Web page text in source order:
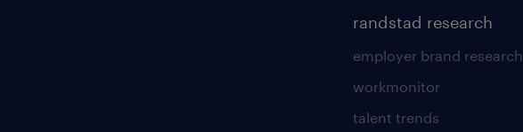
randstad research
employer brand research
workmonitor
talent trends